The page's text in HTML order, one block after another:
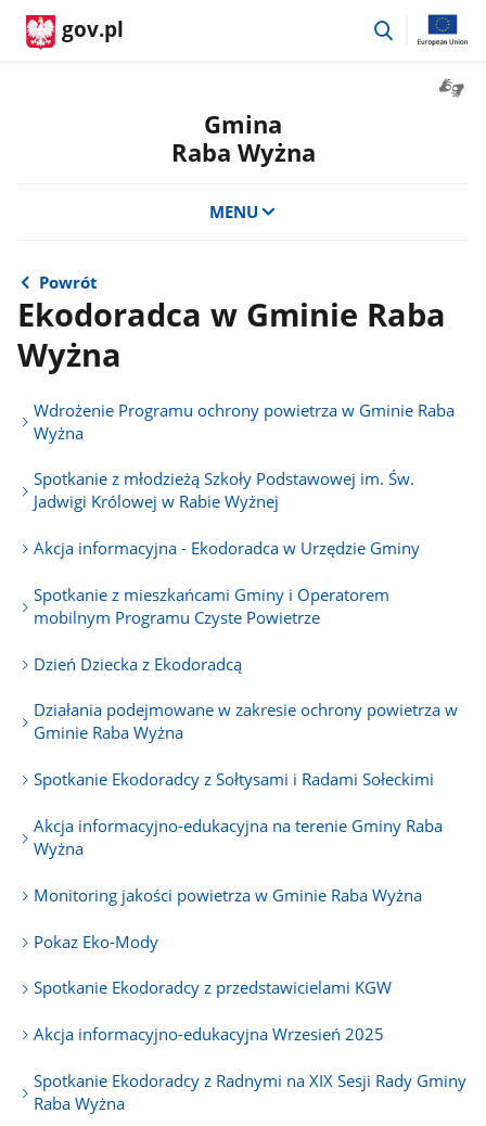
gov.pl
przejdź
Gmina
Raba Wyżna
MENU
Powrót
Ekodoradca w Gminie Raba
Wyżna
Wdrożenie Programu ochrony powietrza w Gminie Raba
Wyżna
Spotkanie z młodzieżą Szkoły Podstawowej im. Św.
Jadwigi Królowej w Rabie Wyżnej
Akcja informacyjna - Ekodoradca w Urzędzie Gminy
Spotkanie z mieszkańcami Gminy i Operatorem
mobilnym Programu Czyste Powietrze
Dzień Dziecka z Ekodoradcą
Działania podejmowane w zakresie ochrony powietrza w
Gminie Raba Wyżna
Spotkanie Ekodoradcy z Sołtysami i Radami Sołeckimi
Akcja informacyjno-edukacyjna na terenie Gminy Raba
Wyżna
Monitoring jakości powietrza w Gminie Raba Wyżna
Pokaz Eko-Mody
Spotkanie Ekodoradcy z przedstawicielami KGW
Akcja informacyjno-edukacyjna Wrzesień 2025
Spotkanie Ekodoradcy z Radnymi na XIX Sesji Rady Gminy
Raba Wyżna